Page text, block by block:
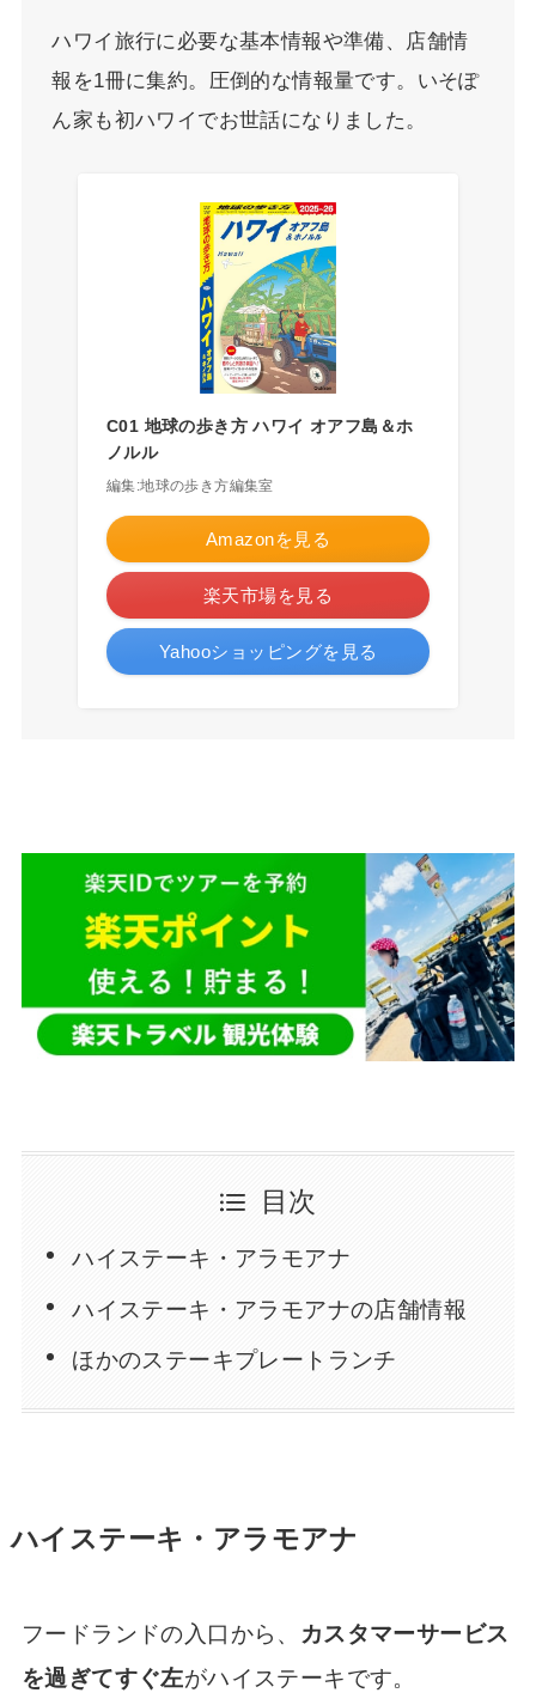
ハワイ旅行に必要な基本情報や準備、店舗情
報を1冊に集約。圧倒的な情報量です。いそぽ
ん家も初ハワイでお世話になりました。
C01 地球の歩き方 ハワイ オアフ島＆ホ
ノルル
編集:地球の歩き方編集室
Amazonを見る
楽天市場を見る
Yahooショッピングを見る
目次
ハイステーキ・アラモアナ
ハイステーキ・アラモアナの店舗情報
ほかのステーキプレートランチ
ハイステーキ・アラモアナ
フードランドの入口から、
カスタマーサービス
を過ぎてすぐ左がハイステーキです。